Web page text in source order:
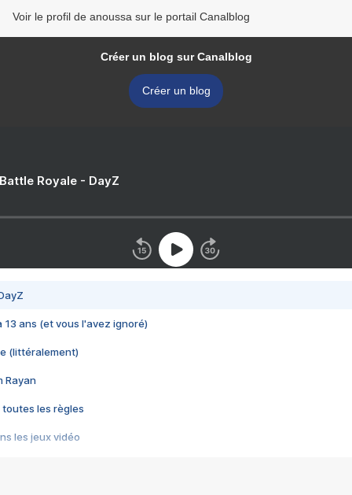
Voir le profil de anoussa sur le portail Canalblog
Créer un blog sur Canalblog
Créer un blog
Royale - DayZ
13 ans (et vous l'avez ignoré)
(littéralement)
Rayan
toutes les règles
les jeux vidéo